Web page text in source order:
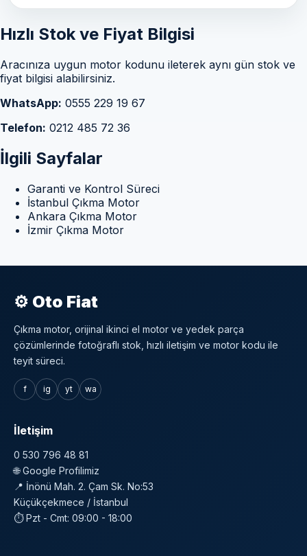
Hızlı Stok ve Fiyat Bilgisi
Aracınıza uygun motor kodunu ileterek aynı gün stok ve
fiyat bilgisi alabilirsiniz.
WhatsApp: 0555 229 19 67
Telefon: 0212 485 72 36
İlgili Sayfalar
Garanti ve Kontrol Süreci
İstanbul Çıkma Motor
Ankara Çıkma Motor
İzmir Çıkma Motor
⚙ Oto Fiat
Çıkma motor, orijinal ikinci el motor ve yedek parça
çözümlerinde fotoğraflı stok, hızlı iletişim ve motor kodu ile
teyit süreci.
f ig yt wa
İletişim
0 530 796 48 81
🌐Google Profilimiz
📍 İnönü Mah. 2. Çam Sk. No:53
Küçükçekmece / İstanbul
⏱ Pzt - Cmt: 09:00 - 18:00